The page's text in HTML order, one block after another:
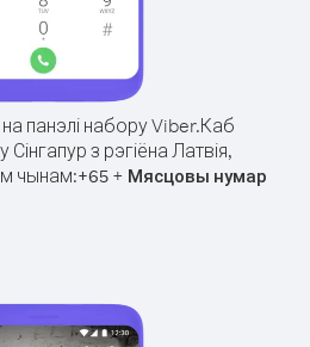
панэлі набору Viber.Каб
Сінгапур з рэгіёна Латвія,
чынам:+65 + Мясцовы нумар